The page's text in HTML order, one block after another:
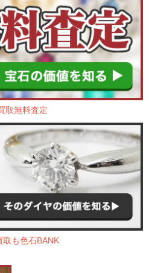
取無料査定
取も色石BANK